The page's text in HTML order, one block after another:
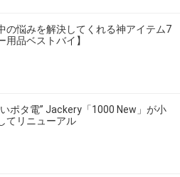
の悩みを解決してくれる神アイテム7
用品ベストバイ】
ポタ電” Jackery「1000 New」が小
てリニューアル